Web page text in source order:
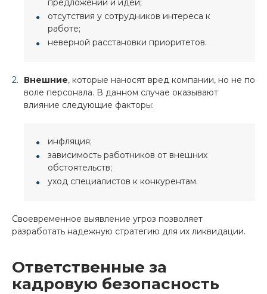
предложений и идей;
отсутствия у сотрудников интереса к
работе;
неверной расстановки приоритетов.
Внешние, которые наносят вред компании, но не по
воле персонала. В данном случае оказывают
влияние следующие факторы:
инфляция;
зависимость работников от внешних
обстоятельств;
уход специалистов к конкурентам.
Своевременное выявление угроз позволяет
разработать надежную стратегию для их ликвидации.
Ответственные за
кадровую безопасность